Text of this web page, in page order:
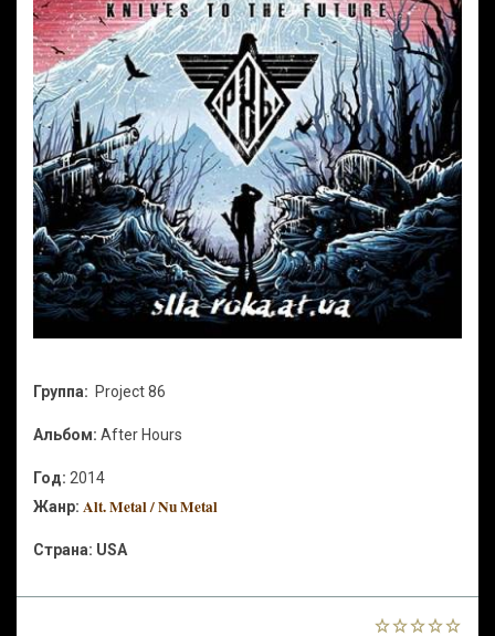
Группа: Project 86
Альбом: After Hours
Год: 2014
Жанр: Alt. Metal / Nu Metal
Страна: USA